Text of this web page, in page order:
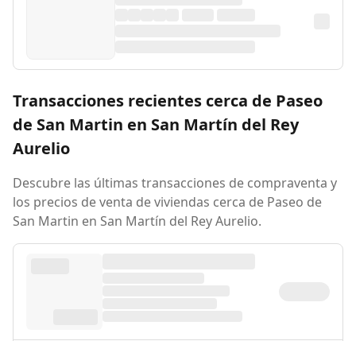
Transacciones recientes cerca de Paseo
de San Martin en San Martín del Rey
Aurelio
Descubre las últimas transacciones de compraventa y
los precios de venta de viviendas cerca de Paseo de
San Martin en San Martín del Rey Aurelio.